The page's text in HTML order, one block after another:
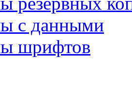
с данными
шрифтов